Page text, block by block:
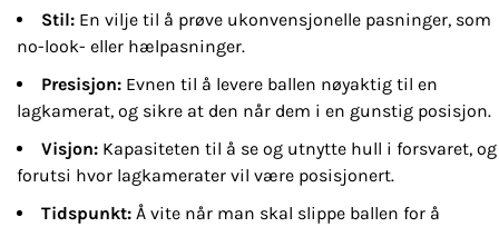
Stil: En vilje til å prøve ukonvensjonelle pasninger, som
no-look- eller hælpasninger.
Presisjon: Evnen til å levere ballen nøyaktig til en
lagkamerat, og sikre at den når dem i en gunstig posisjon.
Visjon: Kapasiteten til å se og utnytte hull i forsvaret, og
forutsi hvor lagkamerater vil være posisjonert.
Tidspunkt: Å vite når man skal slippe ballen for å